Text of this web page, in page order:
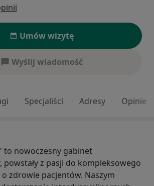
Umów wizytę
Wyślij wiadomość
Specjaliści Adresy Opinie
to nowoczesny gabinet
z pasji do kompleksowego
zdrowie pacjentów. Naszym